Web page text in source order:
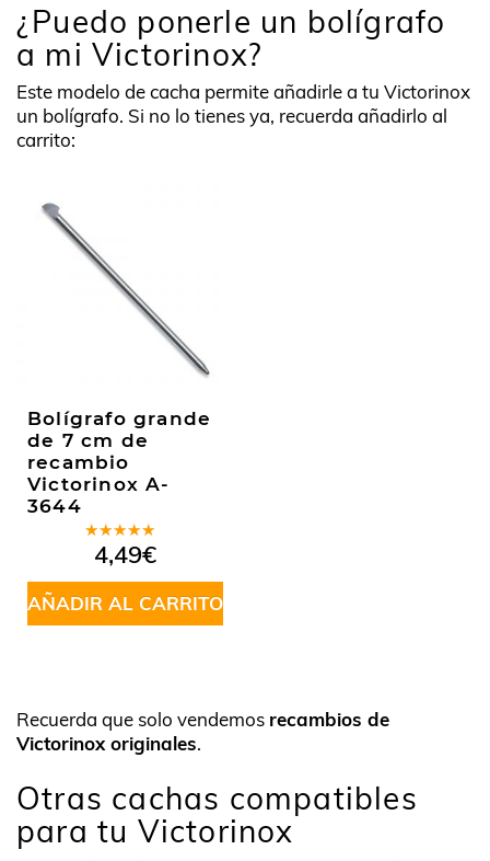
¿Puedo ponerle un bolígrafo
a mi Victorinox?
Este modelo de cacha permite añadirle a tu Victorinox
un bolígrafo. Si no lo tienes ya, recuerda añadirlo al
carrito:
Bolígrafo grande
de 7 cm de
recambio
Victorinox A-
3644
Valorado
en5.00de
5
4,49€
AÑADIR AL CARRITO
Recuerda que solo vendemos recambios de
Victorinox originales.
Otras cachas compatibles
para tu Victorinox